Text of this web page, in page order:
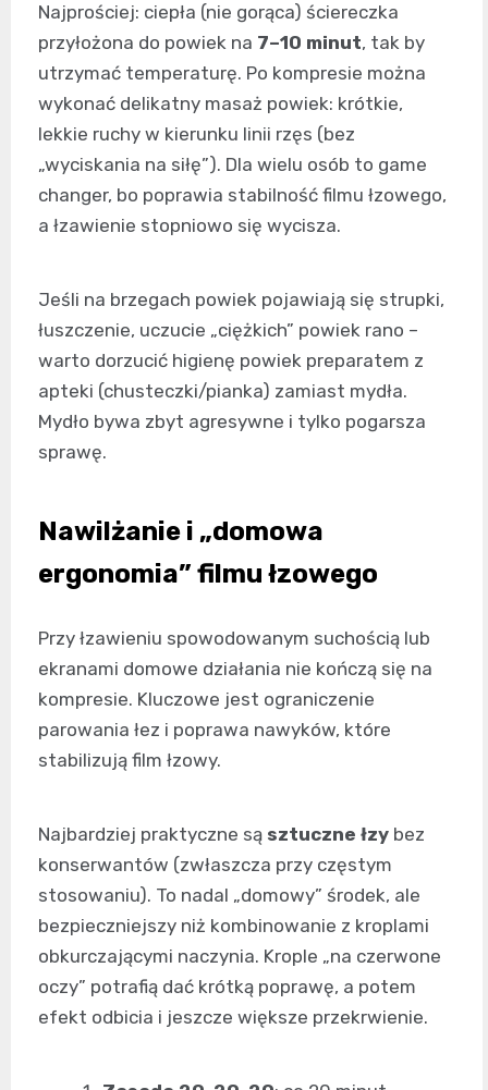
Najprościej: ciepła (nie gorąca) ściereczka
przyłożona do powiek na 7–10 minut, tak by
utrzymać temperaturę. Po kompresie można
wykonać delikatny masaż powiek: krótkie,
lekkie ruchy w kierunku linii rzęs (bez
„wyciskania na siłę”). Dla wielu osób to game
changer, bo poprawia stabilność filmu łzowego,
a łzawienie stopniowo się wycisza.
Jeśli na brzegach powiek pojawiają się strupki,
łuszczenie, uczucie „ciężkich” powiek rano –
warto dorzucić higienę powiek preparatem z
apteki (chusteczki/pianka) zamiast mydła.
Mydło bywa zbyt agresywne i tylko pogarsza
sprawę.
Nawilżanie i „domowa
ergonomia” filmu łzowego
Przy łzawieniu spowodowanym suchością lub
ekranami domowe działania nie kończą się na
kompresie. Kluczowe jest ograniczenie
parowania łez i poprawa nawyków, które
stabilizują film łzowy.
Najbardziej praktyczne są sztuczne łzy bez
konserwantów (zwłaszcza przy częstym
stosowaniu). To nadal „domowy” środek, ale
bezpieczniejszy niż kombinowanie z kroplami
obkurczającymi naczynia. Krople „na czerwone
oczy” potrafią dać krótką poprawę, a potem
efekt odbicia i jeszcze większe przekrwienie.